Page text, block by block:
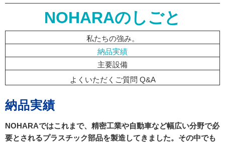
NOHARAのしごと
私たちの強み。
納品実績
主要設備
よくいただくご質問 Q&A
納品実績
NOHARAではこれまで、精密工業や自動車など幅広い分野で必
要とされるプラスチック部品を製造してきました。その中でも